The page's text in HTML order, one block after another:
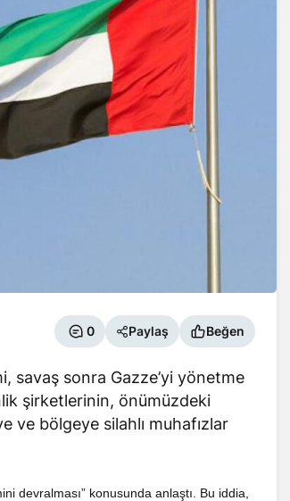
0 Paylaş Beğen
savaş sonra Gazze’yi yönetme
şirketlerinin, önümüzdeki
ve bölgeye silahlı muhafızlar
devralması” konusunda anlaştı. Bu iddia,